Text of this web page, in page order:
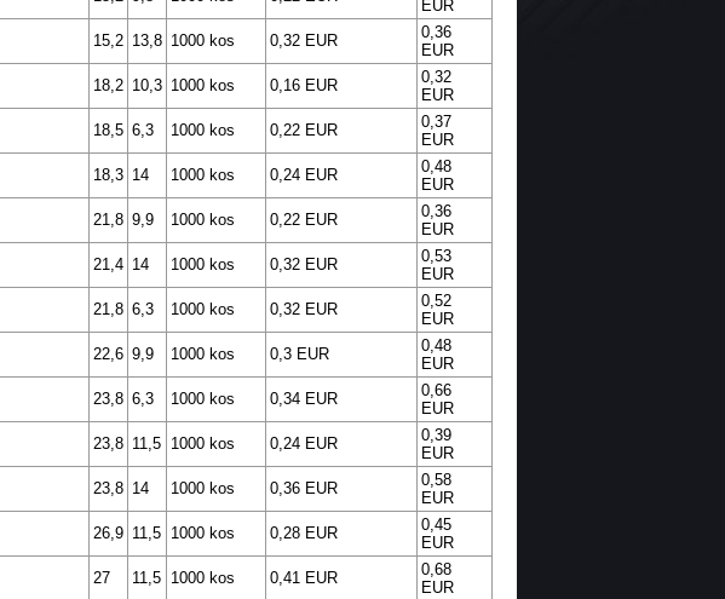
EUR
15,2 13,8 1000 kos 0,32 EUR
0,36
EUR
18,2 10,3 1000 kos 0,16 EUR
0,32
EUR
18,5 6,3 1000 kos 0,22 EUR
0,37
EUR
18,3 14 1000 kos 0,24 EUR
0,48
EUR
21,8 9,9 1000 kos 0,22 EUR
0,36
EUR
21,4 14 1000 kos 0,32 EUR
0,53
EUR
21,8 6,3 1000 kos 0,32 EUR
0,52
EUR
22,6 9,9 1000 kos 0,3 EUR
0,48
EUR
23,8 6,3 1000 kos 0,34 EUR
0,66
EUR
23,8 11,5 1000 kos 0,24 EUR
0,39
EUR
23,8 14 1000 kos 0,36 EUR
0,58
EUR
26,9 11,5 1000 kos 0,28 EUR
0,45
EUR
27 11,5 1000 kos 0,41 EUR
0,68
EUR